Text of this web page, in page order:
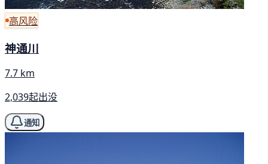
高风险
神通川
7.7 km
2,039起出没
通知